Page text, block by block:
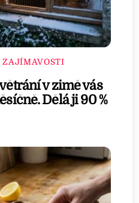
ZAJÍMAVOSTI
v zimě vás
Dělá ji 90 %